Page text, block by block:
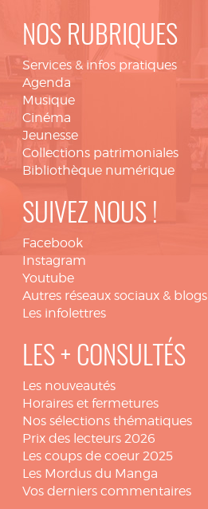
NOS RUBRIQUES
Services & infos pratiques
Agenda
Musique
Cinéma
Jeunesse
Collections patrimoniales
Bibliothèque numérique
SUIVEZ NOUS !
Facebook
Instagram
Youtube
Autres réseaux sociaux & blogs
Les infolettres
LES + CONSULTÉS
Les nouveautés
Horaires et fermetures
Nos sélections thématiques
Prix des lecteurs 2026
Les coups de coeur 2025
Les Mordus du Manga
Vos derniers commentaires